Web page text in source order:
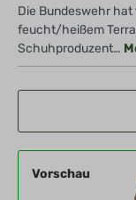
Die Bundeswehr
feucht/heißem
Schuhproduzent…
Vorschau